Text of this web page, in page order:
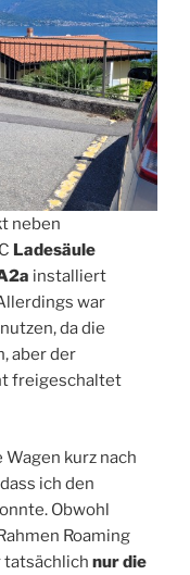
neben
Ladesäule
installiert
war
da die
aber der
freigeschaltet
kurz nach
ich den
Obwohl
Roaming
nur die